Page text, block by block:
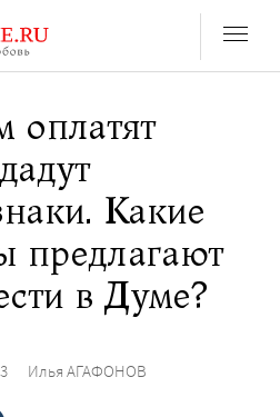
оплатят
Какие
предлагают
в Думе?
Илья АГАФОНОВ